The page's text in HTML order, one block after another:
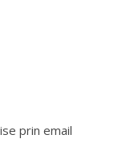
prin email